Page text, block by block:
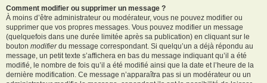
Comment modifier ou supprimer un message ?
À moins d’être administrateur ou modérateur, vous ne pouvez modifier ou
supprimer que vos propres messages. Vous pouvez modifier un message
(quelquefois dans une durée limitée après sa publication) en cliquant sur le
bouton modifierdu message correspondant. Si quelqu’un a déjà répondu au
message, un petit texte s’affichera en bas du message indiquant qu’il a été
modifié, le nombre de fois qu’il a été modifié ainsi que la date et l’heure de la
dernière modification. Ce message n’apparaîtra pas si un modérateur ou un